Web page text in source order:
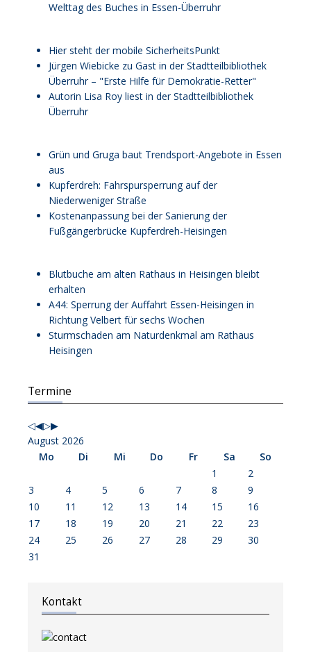
Welttag des Buches in Essen-Überruhr
Hier steht der mobile SicherheitsPunkt
Jürgen Wiebicke zu Gast in der Stadtteilbibliothek
Überruhr – "Erste Hilfe für Demokratie-Retter"
Autorin Lisa Roy liest in der Stadtteilbibliothek
Überruhr
Grün und Gruga baut Trendsport-Angebote in Essen
aus
Kupferdreh: Fahrspursperrung auf der
Niederweniger Straße
Kostenanpassung bei der Sanierung der
Fußgängerbrücke Kupferdreh-Heisingen
Blutbuche am alten Rathaus in Heisingen bleibt
erhalten
A44: Sperrung der Auffahrt Essen-Heisingen in
Richtung Velbert für sechs Wochen
Sturmschaden am Naturdenkmal am Rathaus
Heisingen
Termine
Vorheriges
Jahr
Vorheriger
Monat
Nächstes
Jahr
Nächstes
Monat
August 2026
Mo
Di Mi Do Fr Sa
So
1
2
3
4 5 6 7 8
9
10
11 12 13 14 15
16
17
18 19 20 21 22
23
24
25 26 27 28 29
30
31
Kontakt